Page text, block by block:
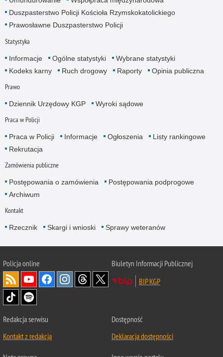
Duszpasterstwo Policji Kościoła Rzymskokatolickiego
Prawosławne Duszpasterstwo Policji
Statystyka
Informacje Ogólne statystyki
Wybrane statystyki
Kodeks karny
Ruch drogowy Raporty Opinia publiczna
Prawo
Dziennik Urzędowy KGP Wyroki sądowe
Praca w Policji
Praca w Policji Informacje Ogłoszenia
Listy rankingowe
Rekrutacja
Zamówienia publiczne
Postępowania o zamówienia
Postępowania podprogowe
Archiwum
Kontakt
Rzecznik Skargi i wnioski Sprawy weteranów
Policjaonline
Biuletyn Informacji Publicznej
BIP KGP
Redakcja serwisu
Kontakt z redakcją
Dostępność
Deklaracja dostępności